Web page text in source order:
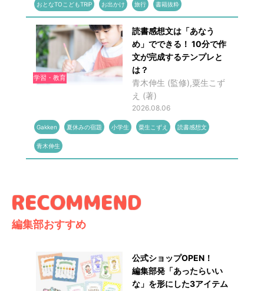
おとなTOこどもTRiP お出かけ 旅行 書籍抜粋
学習・教育
読書感想文は「あなう
め」でできる！ 10分で作
文が完成するテンプレと
は？
青木伸生 (監修),粟生こず
え (著)
2026.08.06
Gakken 夏休みの宿題 小学生 粟生こずえ 読書感想文
青木伸生
編集部おすすめ
公式ショップOPEN！
編集部発「あったらいい
な」を形にした3アイテム